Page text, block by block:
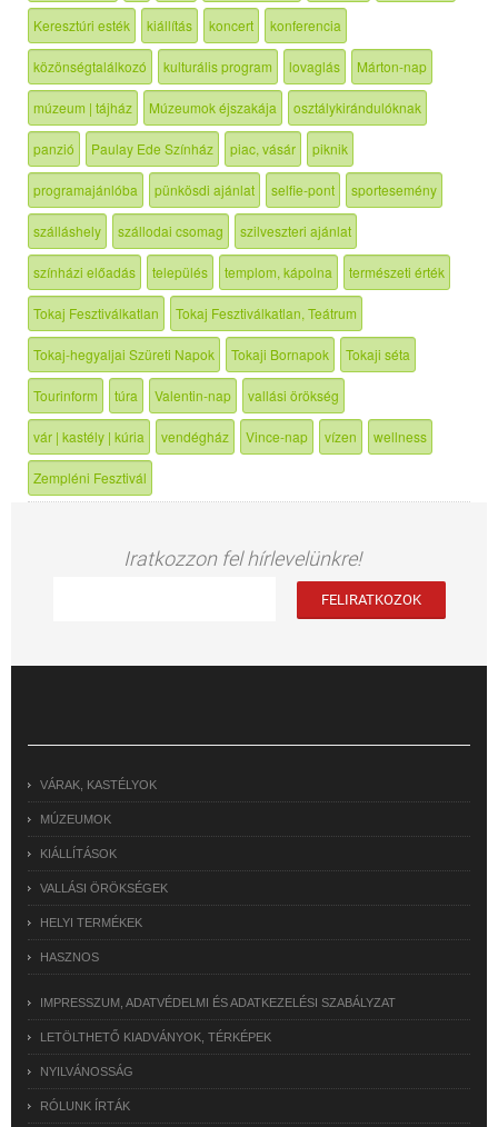
Keresztúri esték kiállítás koncert konferencia
közönségtalálkozó kulturális program lovaglás Márton-nap
múzeum | tájház Múzeumok éjszakája osztálykirándulóknak
panzió Paulay Ede Színház piac, vásár piknik
programajánlóba pünkösdi ajánlat selfie-pont sportesemény
szálláshely szállodai csomag szilveszteri ajánlat
színházi előadás település templom, kápolna természeti érték
Tokaj Fesztiválkatlan Tokaj Fesztiválkatlan, Teátrum
Tokaj-hegyaljai Szüreti Napok Tokaji Bornapok Tokaji séta
Tourinform túra Valentin-nap vallási örökség
vár | kastély | kúria vendégház Vince-nap vízen wellness
Zempléni Fesztivál
Iratkozzon fel hírlevelünkre!
VÁRAK, KASTÉLYOK
MÚZEUMOK
KIÁLLÍTÁSOK
VALLÁSI ÖRÖKSÉGEK
HELYI TERMÉKEK
HASZNOS
IMPRESSZUM, ADATVÉDELMI ÉS ADATKEZELÉSI SZABÁLYZAT
LETÖLTHETŐ KIADVÁNYOK, TÉRKÉPEK
NYILVÁNOSSÁG
RÓLUNK ÍRTÁK